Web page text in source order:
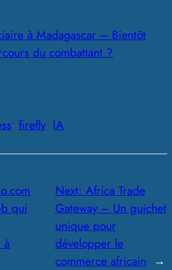
à Madagascar – Bientôt
du combattant ?
firefly IA
qui
à
Next: Africa Trade
Gateway – Un guichet
unique pour
développer le
commerce africain →